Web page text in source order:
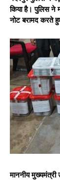
किया है। पुलिस
नोट बरामद करते
माननीय मुख्यमंत्री